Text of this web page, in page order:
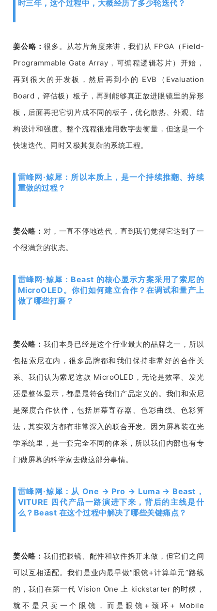
时三年，这个过程中，大概经历了多少轮迭代？
姜公略：很多。从芯片角度来讲，我们从 FPGA （ Field-
Programmable Gate Array ，可编程逻辑芯片）开始，
再到很大的开发板，然后再到小的 EVB （ Evaluation
Board ，评估板）板子，再到能够真正放进眼镜里的异形
板，后面再把它切片成不同的板子，优化散热、外观、结
构设计和强度。整个流程很难用数字去衡量，但这是一个
快速迭代、同时又极其复杂的系统工程。
雷峰网·鲸犀：所以本质上，是一个持续推翻、持续
重做的过程？
姜公略： 对，一直不停地迭代，直到我们觉得它达到了一
个很满意的状态。
雷峰网·鲸犀：Beast 的核心显示方案采用了索尼的
MicroOLED。你们如何建立合作？在调试和量产上
做了哪些打磨？
姜公略： 我们本身已经是这个行业最大的品牌之一，所以
包括索尼在内，很多品牌都和我们保持非常好的合作关
系。我们认为索尼这款 MicroOLED ，无论是效率、发光
还是整体显示，都是最符合我们产品定义的。我们和索尼
是深度合作伙伴 ，包括屏幕寄存器、色彩曲线、色彩算
法，其实双方都有非常深入的联合开发。因为屏幕装在光
学系统里，是一套完全不同的体系，所以我们内部也有专
门做屏幕的科学家去做这部分事情。
雷峰网·鲸犀：从 One → Pro → Luma → Beast，
VITURE 四代产品一路演进下来，背后的主线是什
么？Beast 在这个过程中解决了哪些关键痛点？
姜公略： 我们把眼镜、配件和软件拆开来做，但它们之间
可以互相适配。我们是业内最早做“眼镜+计算单元”路线
的，我们在第一代 Vision One 上 kickstarter 的时候，
就不是只卖一个眼镜，而是眼镜 + 颈环 + Mobile